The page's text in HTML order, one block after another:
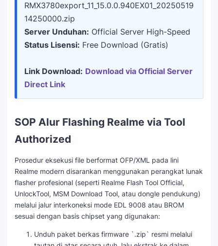
RMX3780export_11_15.0.0.940EX01_20250519
14250000.zip
Server Unduhan: Official Server High-Speed
Status Lisensi: Free Download (Gratis)
Link Download: Download via Official Server
Direct Link
SOP Alur Flashing Realme via Tool
Authorized
Prosedur eksekusi file berformat OFP/XML pada lini
Realme modern disarankan menggunakan perangkat lunak
flasher profesional (seperti Realme Flash Tool Official,
UnlockTool, MSM Download Tool, atau dongle pendukung)
melalui jalur interkoneksi mode EDL 9008 atau BROM
sesuai dengan basis chipset yang digunakan:
Unduh paket berkas firmware `.zip` resmi melalui